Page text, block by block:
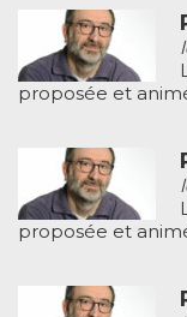
proposée et
proposée et